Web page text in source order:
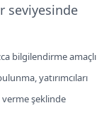
seviyesinde
bilgilendirme amaçlı
yatırımcıları
verme şeklinde